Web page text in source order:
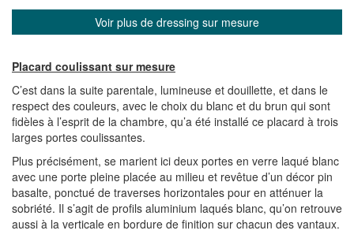
Voir plus de dressing sur mesure
Placard coulissant sur mesure
C’est dans la suite parentale, lumineuse et douillette, et dans le
respect des couleurs, avec le choix du blanc et du brun qui sont
fidèles à l’esprit de la chambre, qu’a été installé ce placard à trois
larges portes coulissantes.
Plus précisément, se marient ici deux portes en verre laqué blanc
avec une porte pleine placée au milieu et revêtue d’un décor pin
basalte, ponctué de traverses horizontales pour en atténuer la
sobriété. Il s’agit de profils aluminium laqués blanc, qu’on retrouve
aussi à la verticale en bordure de finition sur chacun des vantaux.